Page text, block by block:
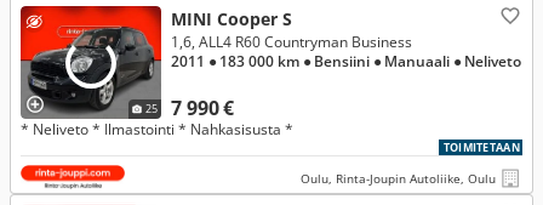
25
MINI Cooper S
7 990 €
1,6, ALL4 R60 Countryman Business
2011 ● 183 000 km ● Bensiini ● Manuaali ● Neliveto
* Neliveto * Ilmastointi * Nahkasisusta *
TOIMITETAAN
Oulu, Rinta-Joupin Autoliike, Oulu